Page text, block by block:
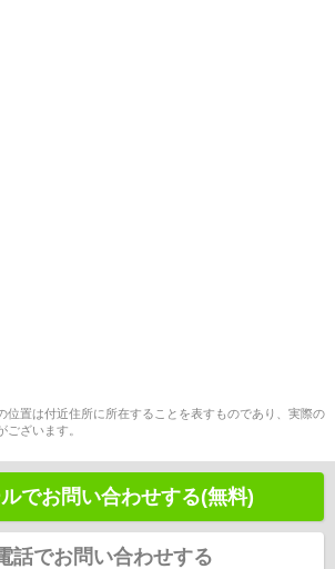
置は付近住所に所在することを表すものであり、実際の
ざいます。
でお問い合わせする(無料)
話でお問い合わせする